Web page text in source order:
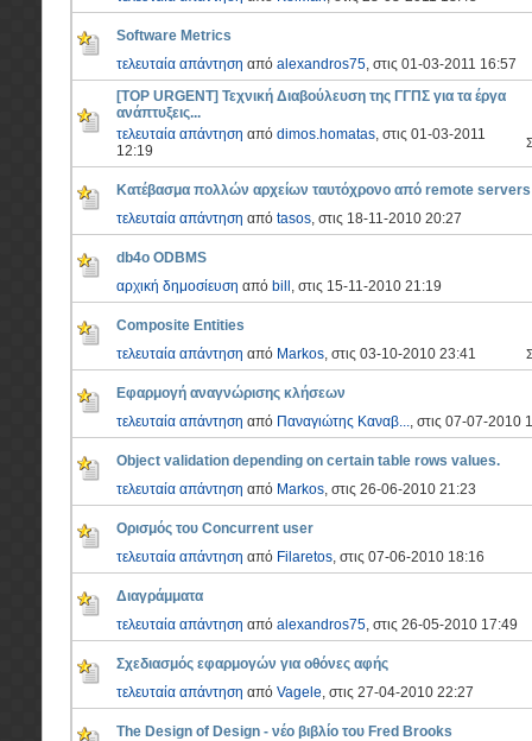
Software Metrics
τελευταία απάντηση από alexandros75, στις 01-03-2011 16:57
[TOP URGENT] Τεχνική Διαβούλευση της ΓΓΠΣ για τα έργα
ανάπτυξεις...
τελευταία απάντηση από dimos.homatas, στις 01-03-2011
12:19
Κατέβασμα πολλών αρχείων ταυτόχρονο από remote servers
τελευταία απάντηση από tasos, στις 18-11-2010 20:27
db4o ODBMS
αρχική δημοσίευση από bill , στις 15-11-2010 21:19
Composite Entities
τελευταία απάντηση από Markos, στις 03-10-2010 23:41
Εφαρμογή αναγνώρισης κλήσεων
τελευταία απάντηση από Παναγιώτης Καναβ..., στις 07-07-2010
Object validation depending on certain table rows values.
τελευταία απάντηση από Markos, στις 26-06-2010 21:23
Ορισμός του Concurrent user
τελευταία απάντηση από Filaretos, στις 07-06-2010 18:16
Διαγράμματα
τελευταία απάντηση από alexandros75, στις 26-05-2010 17:49
Σχεδιασμός εφαρμογών για οθόνες αφής
τελευταία απάντηση από Vagele, στις 27-04-2010 22:27
The Design of Design - νέο βιβλίο του Fred Brooks